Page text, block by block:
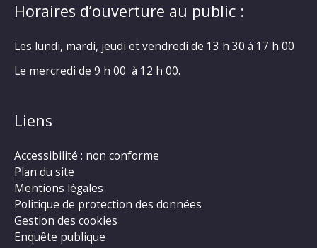
Horaires d’ouverture au public :
Les lundi, mardi, jeudi et vendredi de 13 h 30 à 17 h 00
Le mercredi de 9 h 00 à 12 h 00.
Liens
Accessibilité : non conforme
Plan du site
Mentions légales
Politique de protection des données
Gestion des cookies
Enquête publique